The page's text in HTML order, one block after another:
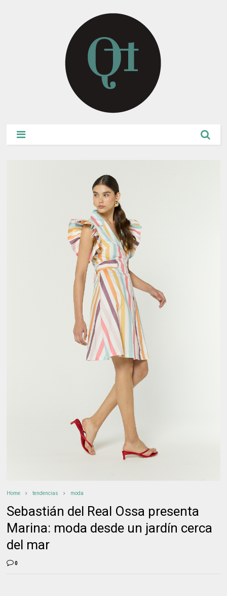
Home tendencias moda
Sebastián del Real Ossa presenta
Marina: moda desde un jardín cerca
del mar
0